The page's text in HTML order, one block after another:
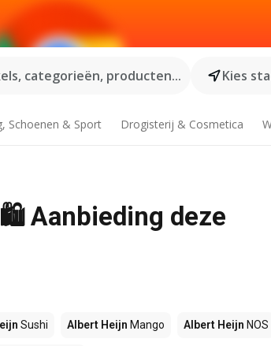
categorieën, producten...
Kies
Schoenen & Sport Drogisterij & Cosmetica
Aanbieding deze
Sushi Albert Heijn Mango Albert Heijn NOS